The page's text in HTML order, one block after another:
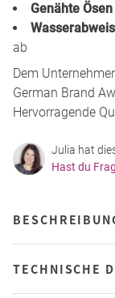
Genähte Ösen
ab
Dem
German Brand
Hervorragende
Julia hat
Hast du
TECHNISCHE